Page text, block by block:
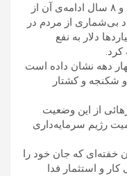
با راه اندازی جنگ ویرانگر ایران و عراق و ۸ سال ادامه‌ی آن از
بی‌شماری از مردم در
دلار به نفع
کرد.
دهه نشان داده است
شکنجه و کشتار
از این وضعیت
رژیم سرمایه‌داری
خفته‌ای که جان خود را
و استثمار فدا